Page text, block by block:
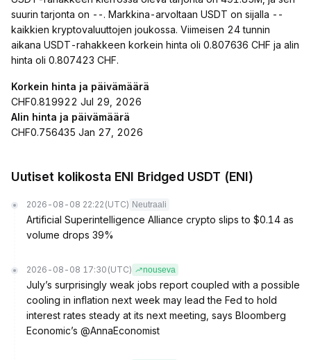
suurin tarjonta on --. Markkina-arvoltaan USDT on sijalla --
kaikkien kryptovaluuttojen joukossa. Viimeisen 24 tunnin
aikana USDT-rahakkeen korkein hinta oli 0.807636 CHF ja alin
hinta oli 0.807423 CHF.
Korkein hinta ja päivämäärä
CHF0.819922 Jul 29, 2026
Alin hinta ja päivämäärä
CHF0.756435 Jan 27, 2026
Uutiset kolikosta ENI Bridged USDT (ENI)
2026-08-08 22:22 (UTC) Neutraali
Artificial Superintelligence Alliance crypto slips to $0.14 as
volume drops 39%
2026-08-08 17:30 (UTC) nouseva
July’s surprisingly weak jobs report coupled with a possible
cooling in inflation next week may lead the Fed to hold
interest rates steady at its next meeting, says Bloomberg
Economic’s @AnnaEconomist